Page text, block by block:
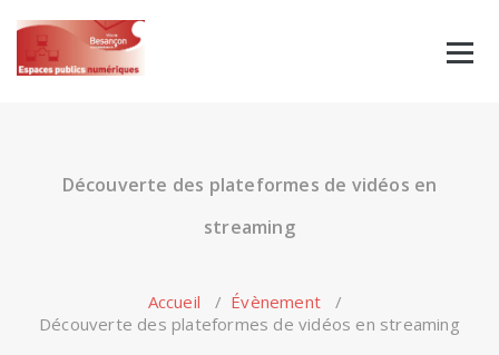
content
Découverte des plateformes de vidéos en
streaming
Accueil / Évènement /
Découverte des plateformes de vidéos en streaming